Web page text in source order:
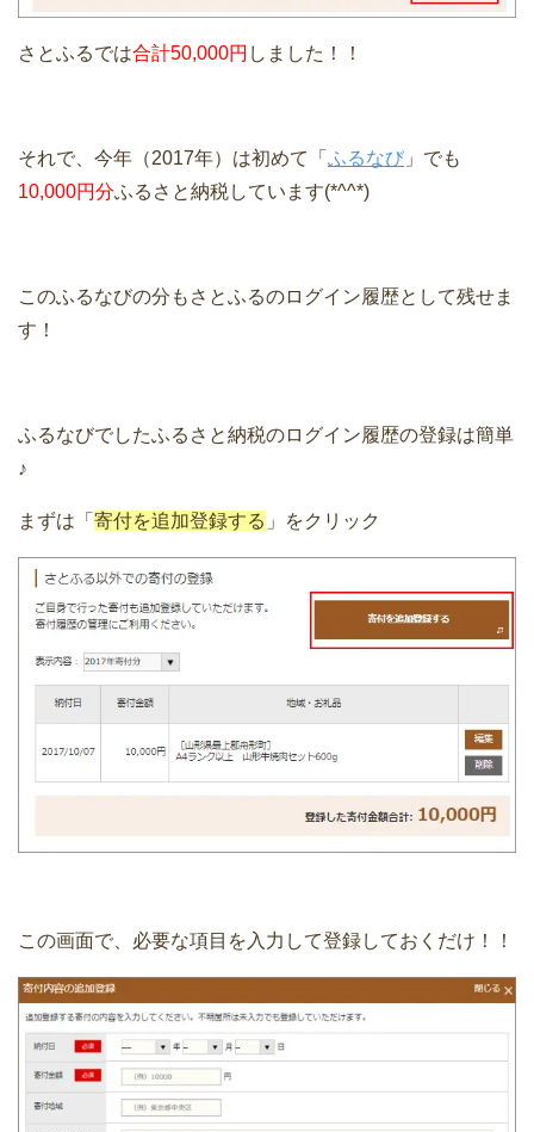
さとふるでは合計50,000円 しました！！
それで、今年（2017年）は初めて「 ふるなび 」でも
10,000円分ふるさと納税しています(*^^*)
このふるなびの分もさとふるのログイン履歴として残せま
す！
ふるなびでしたふるさと納税のログイン履歴の登録は簡単
♪
まずは「 寄付を追加登録する 」をクリック
この画面で、必要な項目を入力して登録しておくだけ！！